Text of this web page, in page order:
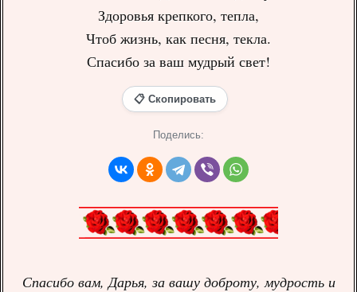
Здоровья крепкого, тепла,
Чтоб жизнь, как песня, текла.
Спасибо за ваш мудрый свет!
📋 Скопировать
Поделись:
Спасибо вам, Дарья, за вашу доброту, мудрость и